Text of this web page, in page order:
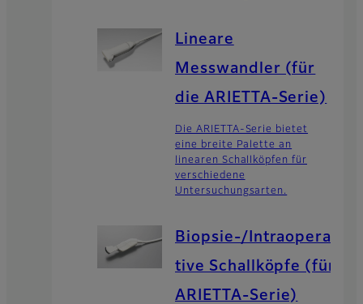
Lineare
Messwandler (für
die ARIETTA-Serie)
Die ARIETTA-Serie bietet
eine breite Palette an
linearen Schallköpfen für
verschiedene
Untersuchungsarten.
Biopsie-/Intraopera
tive Schallköpfe (für
ARIETTA-Serie)